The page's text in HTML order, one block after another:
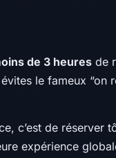
de 3 heures de
le fameux “on
c’est de réserver
expérience